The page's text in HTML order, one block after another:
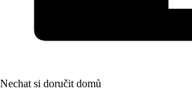
Nechat si doručit domů